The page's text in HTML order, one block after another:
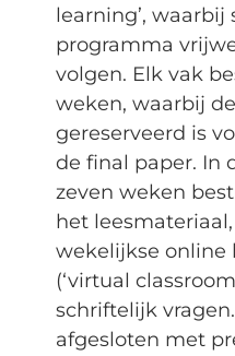
learning’,
programma
volgen. Elk vak
weken, waarbij
gereserveerd is
de final paper. In
zeven weken
het
wekelijkse online
(‘virtual
schriftelijk
afgesloten met